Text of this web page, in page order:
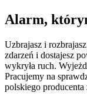
Alarm,
Uzbrajasz i
zdarzeń i dostajesz
wykryła ruch.
Pracujemy na
polskiego producenta